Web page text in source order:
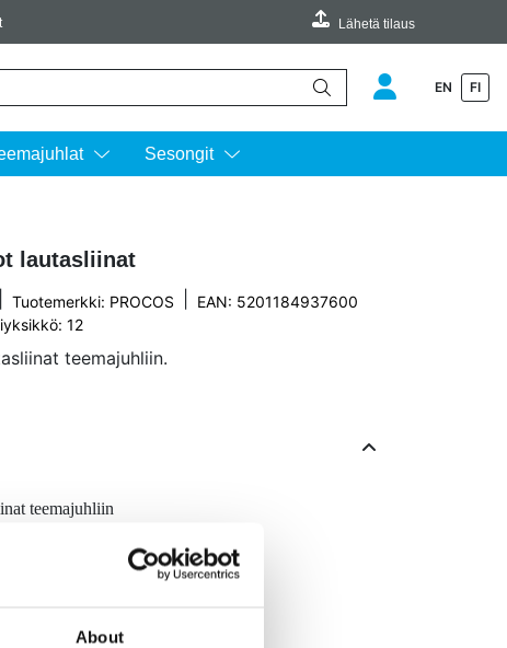
About
Lähetä tilaus
EN FI
Sesongit
lautasliinat
Tuotemerkki: PROCOS EAN: 5201184937600
12
teemajuhliin.
teemajuhliin